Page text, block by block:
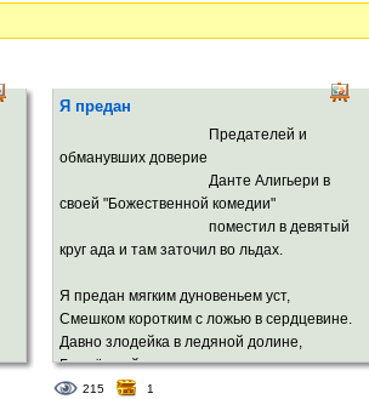
Я предан
Предателей и
обманувших доверие
Данте Алигьери в
своей "Божественной комедии"
поместил в девятый
круг ада и там заточил во льдах.
Я предан мягким дуновеньем уст,
Смешком коротким с ложью в сердцевине.
Давно злодейка в ледяной долине,
Где чёрный ветер и мороза хруст.
215 1